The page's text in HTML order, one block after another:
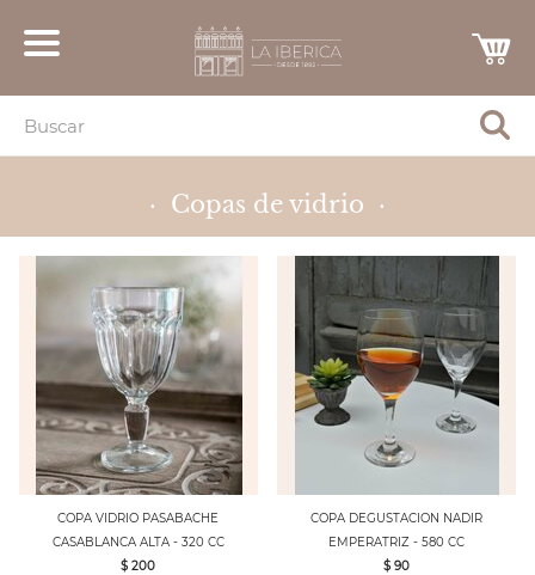
· Copas de vidrio ·
COPA VIDRIO PASABACHE
CASABLANCA ALTA - 320 CC
$ 200
COPA DEGUSTACION NADIR
EMPERATRIZ - 580 CC
$ 90